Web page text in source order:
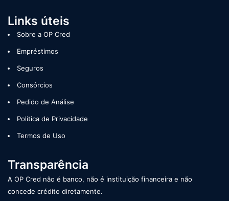
Links úteis
Sobre a OP Cred
Empréstimos
Seguros
Consórcios
Pedido de Análise
Política de Privacidade
Termos de Uso
Transparência
A OP Cred não é banco, não é instituição financeira e não
concede crédito diretamente.